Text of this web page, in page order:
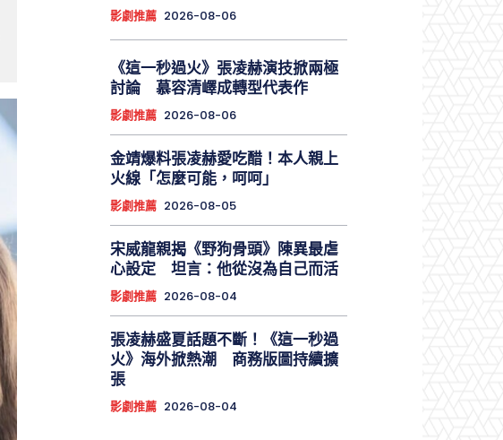
影劇推薦 2026-08-06
《這一秒過火》張凌赫演技掀兩極
討論 慕容清嶧成轉型代表作
影劇推薦 2026-08-06
金靖爆料張凌赫愛吃醋！本人親上
火線「怎麼可能，呵呵」
影劇推薦 2026-08-05
宋威龍親揭《野狗骨頭》陳異最虐
心設定 坦言：他從沒為自己而活
影劇推薦 2026-08-04
張凌赫盛夏話題不斷！《這一秒過
火》海外掀熱潮 商務版圖持續擴
張
影劇推薦 2026-08-04